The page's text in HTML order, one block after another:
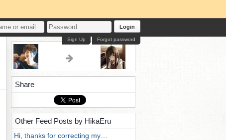
Login
Forgot password
Sign Up
Share
Other Feed Posts by HikaEru
Hi, thanks for correcting my…